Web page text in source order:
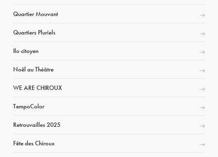
Quartier Mouvant
Quartiers Pluriels
Ilo citoyen
Noël au Théâtre
WE ARE CHIROUX
TempoColor
Retrouvailles 2025
Fête des Chiroux